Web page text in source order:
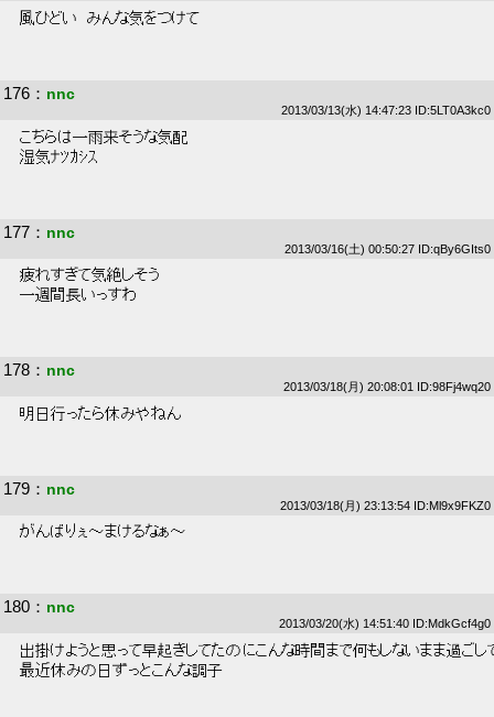
風ひどい  みんな気をつけて
176 ： nnc
2013/03/13(水) 14:47:23 ID:5LT0A3kc0
こちらは一雨来そうな気配
湿気ﾅﾂｶｼｽ
177 ： nnc
2013/03/16(土) 00:50:27 ID:qBy6GIts0
疲れすぎて気絶しそう
一週間長いっすわ
178 ： nnc
2013/03/18(月) 20:08:01 ID:98Fj4wq20
明日行ったら休みやねん
179 ： nnc
2013/03/18(月) 23:13:54 ID:Ml9x9FKZ0
がんばりぇ～まけるなぁ～
180 ： nnc
2013/03/20(水) 14:51:40 ID:MdkGcf4g0
出掛けようと思って早起きしてたのにこんな時間まで何もしないまま過ごし
最近休みの日ずっとこんな調子